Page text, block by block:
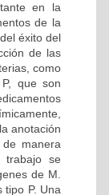
en la
de la
éxito del
de las
como
que son
anotación
manera
trabajo se
de M.
tipo P. Una